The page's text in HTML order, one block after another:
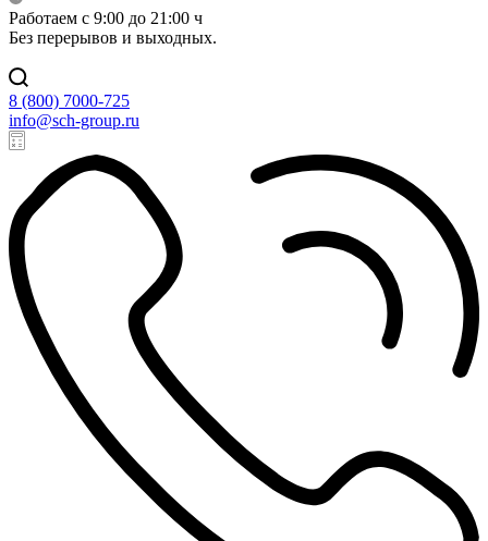
Работаем с 9:00 до 21:00 ч
Без перерывов и выходных.
8 (800) 7000-725
info@sch-group.ru